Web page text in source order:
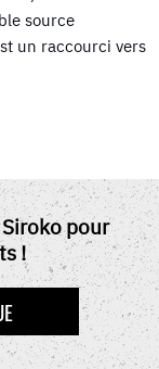
source
un raccourci vers
pour
!